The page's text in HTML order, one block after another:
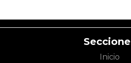
Inicio